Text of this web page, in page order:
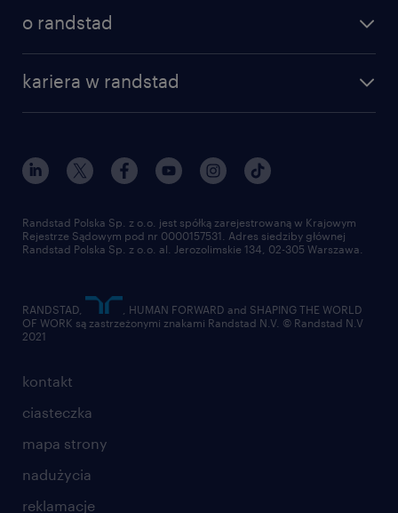
praca w amazon
o randstad
dla mediów
dla dostawców
kariera w randstad
nasz świat
pracuj w randstad
złóż CV
kontakt
ciasteczka
mapa strony
nadużycia
reklamacje
Randstad Polska Sp. z o.o. jest spółką zarejestrowaną w Krajowym
Rejestrze Sądowym pod nr 0000157531. Adres siedziby głównej
Randstad Polska Sp. z o.o. al. Jerozolimskie 134, 02-305 Warszawa.
RANDSTAD,
, HUMAN FORWARD and SHAPING THE WORLD
OF WORK są zastrzeżonymi znakami Randstad N.V. © Randstad N.V
2021